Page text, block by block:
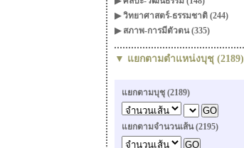
▶ วิทยาศาสตร์-ธรรมชาติ (244)
▶ สภาพ-การมีตัวตน (335)
▼ แยกตามตำแหน่งบุชุ (2189)
แยกตามบุชุ (2189)
แยกตามจำนวนเส้น (2195)